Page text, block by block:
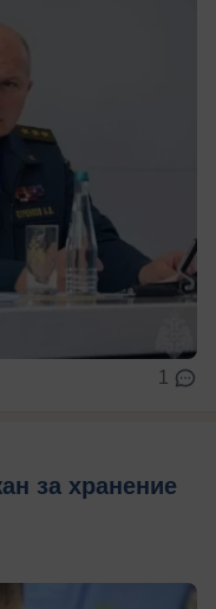
1
за хранение